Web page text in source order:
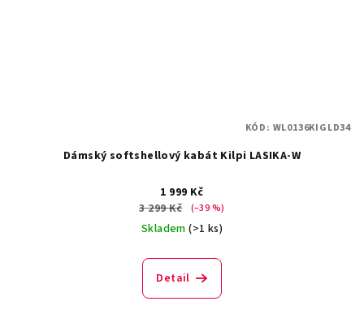
Dámský softshellový kabát Kilpi LASIKA-W
1 999 Kč
3 299 Kč
(–39 %)
Skladem(>1 ks)
Detail
KÓD: WL0136KIGLD34